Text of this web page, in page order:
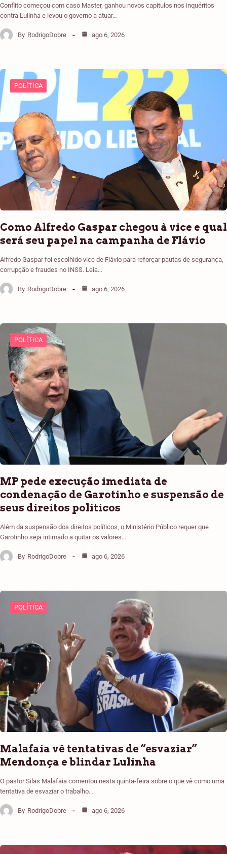
Conflito começou com caso Master, ganhou novos capítulos nos inquéritos
contra Lulinha e levou o governo a atuar…
By RodrigoDobre ago 6, 2026
POLÍTICA
Como Alfredo Gaspar chegou à vice e qual
será seu papel na campanha de Flávio
Alfredo Gaspar foi escolhido vice de Flávio para reforçar pautas de segurança,
corrupção e fraudes no INSS. Leia…
By RodrigoDobre ago 6, 2026
POLÍTICA
MP pede execução imediata de
condenação de Garotinho e suspensão de
seus direitos políticos
Além da suspensão dos direitos políticos, o Ministério Público requer que
Garotinho seja intimado a quitar os valores…
By RodrigoDobre ago 6, 2026
POLÍTICA
Malafaia vê tentativas de “esvaziar”
Mendonça e blindar Lulinha
O pastor Silas Malafaia comentou nesta quinta-feira sobre o que vê como uma
tentativa de esvaziar o trabalho…
By RodrigoDobre ago 6, 2026